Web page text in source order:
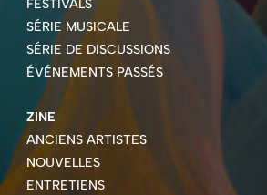
FESTIVALS
SÉRIE MUSICALE
SÉRIE DE DISCUSSIONS
ÉVÉNEMENTS PASSÉS
ZINE
ANCIENS ARTISTES
NOUVELLES
ENTRETIENS